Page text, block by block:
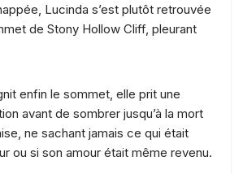
Lucinda s’est plutôt retrouvée
de Stony Hollow Cliff, pleurant
enfin le sommet, elle prit une
avant de sombrer jusqu’à la mort
ne sachant jamais ce qui était
ou si son amour était même revenu.